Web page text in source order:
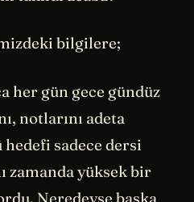
bilgilere;
her gün gece gündüz
notlarını adeta
sadece dersi
zamanda yüksek bir
Neredeyse başka